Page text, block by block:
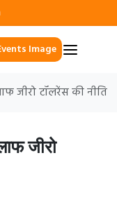
Events Image
जीरो टॉलरेंस की नीति
जीरो